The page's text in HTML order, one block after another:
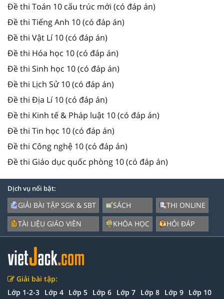
Đề thi Toán 10 cấu trúc mới (có đáp án)
Đề thi Tiếng Anh 10 (có đáp án)
Đề thi Vật Lí 10 (có đáp án)
Đề thi Hóa học 10 (có đáp án)
Đề thi Sinh học 10 (có đáp án)
Đề thi Lịch Sử 10 (có đáp án)
Đề thi Địa Lí 10 (có đáp án)
Đề thi Kinh tế & Pháp luật 10 (có đáp án)
Đề thi Tin học 10 (có đáp án)
Đề thi Công nghệ 10 (có đáp án)
Đề thi Giáo dục quốc phòng 10 (có đáp án)
Dịch vụ nổi bật:
GIẢI BÀI TẬP SGK & SBT
TÀI LIỆU GIÁO VIÊN
SÁCH
KHÓA HỌC
THI ONLINE
HỎI ĐÁP
Giải bài tập:
Lớp 1-2-3 Lớp 4 Lớp 5 Lớp 6 Lớp 7 Lớp 8 Lớp 9 Lớp 10